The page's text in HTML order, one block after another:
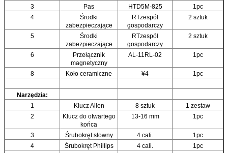
3
Pas HTD5M-825
1pc
4
Środki
zabezpieczające
RTzespół
gospodarczy
2 sztuk
5
Środki
zabezpieczające
RTzespół
gospodarczy
2 sztuk
6
Przełącznik
magnetyczny
AL-11RL-02 1pc
8 Koło ceramiczne ¥4 1pc
Narzędzia:
1
Klucz Allen 8 sztuk
1 zestaw
2
Klucz do otwartego
końca
13-16 mm 1pc
3 Śrubokręt słowny 4 cali.
1pc
4
Śrubokręt Phillips 4 cali.
1pc